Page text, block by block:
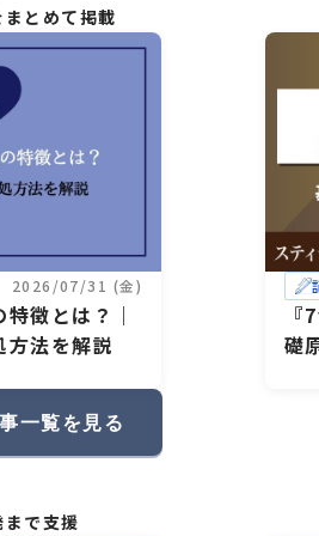
とめて掲載
2026/07/31 (金)
徴とは？｜
方法を解説
礎
一覧を見る
で支援